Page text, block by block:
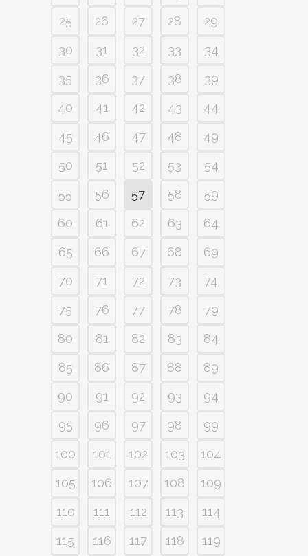
25
26 27 28
29
30
31 32 33
34
35
36 37 38
39
40
41 42 43
44
45
46 47 48
49
50
51 52 53
54
55
56 57 58
59
60
61 62 63
64
65
66 67 68
69
70
71 72 73
74
75
76 77 78
79
80
81 82 83
84
85
86 87 88
89
90
91 92 93
94
95
96 97 98
99
100
101 102 103
104
105
106 107 108
109
110
111 112 113
114
115
116 117 118
119